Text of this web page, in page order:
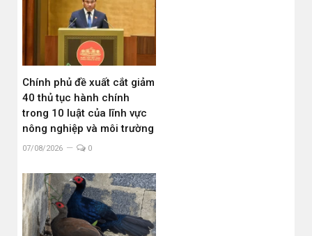
Chính phủ đề xuất cắt giảm
40 thủ tục hành chính
trong 10 luật của lĩnh vực
nông nghiệp và môi trường
07/08/2026 0